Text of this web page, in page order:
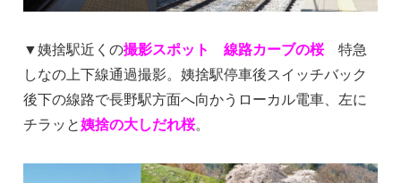
▼姨捨駅近くの撮影スポット 線路カーブの桜特急
しなの上下線通過撮影。姨捨駅停車後スイッチバック
後下の線路で長野駅方面へ向かうローカル電車、左に
チラッと姨捨の大しだれ桜。